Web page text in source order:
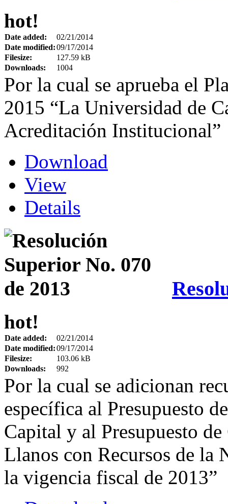
hot!
Date added:
02/21/2014
Date modified:09/17/2014
Filesize:
127.59 kB
Downloads:
1004
Por la cual se aprueba el
2015 “La Universidad de
Acreditación Institucional”
Download
View
Details
hot!
Date added:
02/21/2014
Date modified:09/17/2014
Filesize:
103.06 kB
Downloads:
992
Por la cual se adicionan
específica al Presupuesto
Capital y al Presupuesto
Llanos con Recursos de la
la vigencia fiscal de 2013”